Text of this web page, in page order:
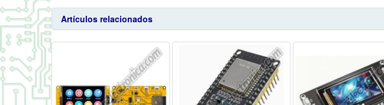
Artículos relacionados